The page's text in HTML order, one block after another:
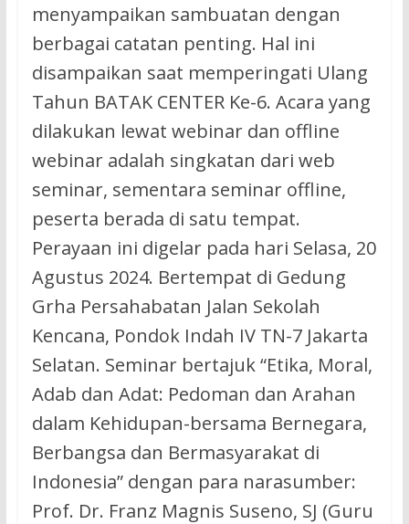
menyampaikan sambuatan dengan
berbagai catatan penting. Hal ini
disampaikan saat memperingati Ulang
Tahun BATAK CENTER Ke-6. Acara yang
dilakukan lewat webinar dan offline
webinar adalah singkatan dari web
seminar, sementara seminar offline,
peserta berada di satu tempat.
Perayaan ini digelar pada hari Selasa, 20
Agustus 2024. Bertempat di Gedung
Grha Persahabatan Jalan Sekolah
Kencana, Pondok Indah IV TN-7 Jakarta
Selatan. Seminar bertajuk “Etika, Moral,
Adab dan Adat: Pedoman dan Arahan
dalam Kehidupan-bersama Bernegara,
Berbangsa dan Bermasyarakat di
Indonesia” dengan para narasumber:
Prof. Dr. Franz Magnis Suseno, SJ (Guru